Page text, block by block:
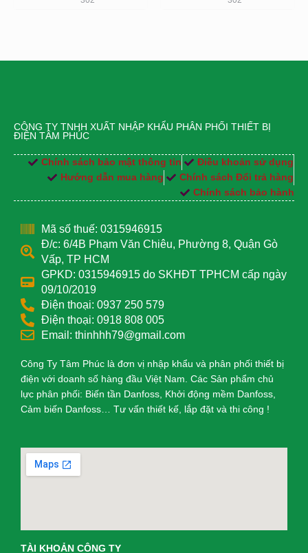
CÔNG TY TNHH XUẤT NHẬP KHẨU PHÂN PHỐI THIẾT BỊ
ĐIỆN TÂM PHÚC
Chính sách bảo mật thông tin
Điều khoản sử dụng
Hướng dẫn mua hàng
Chính sách Đổi trả hàng
Chính sách bảo hành
Mã số thuế: 0315946915
Đ/c: 6/4B Phạm Văn Chiêu, Phường 8, Quận Gò
Vấp, TP HCM
GPKD: 0315946915 do SKHĐT TPHCM cấp ngày
09/10/2019
Điện thoại: 0937 250 579
Điện thoại: 0918 808 005
Email: thinhhh79@gmail.com
Công Ty Tâm Phúc là đơn vị nhập khẩu và phân phối thiết bị
điện với doanh số hàng đầu Việt Nam. Các Sản phẩm chủ
lực phân phối: Biến tần Danfoss, Khởi động mềm Danfoss,
Cảm biến Danfoss… Tư vấn thiết kế, lắp đặt và thi công !
TÀI KHOẢN CÔNG TY